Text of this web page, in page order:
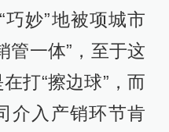
妙”地被项城市
管一体”，至于这
打“擦边球”，而
介入产销环节肯